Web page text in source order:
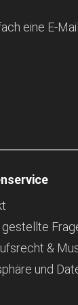
eine E-
gestellte
&
und